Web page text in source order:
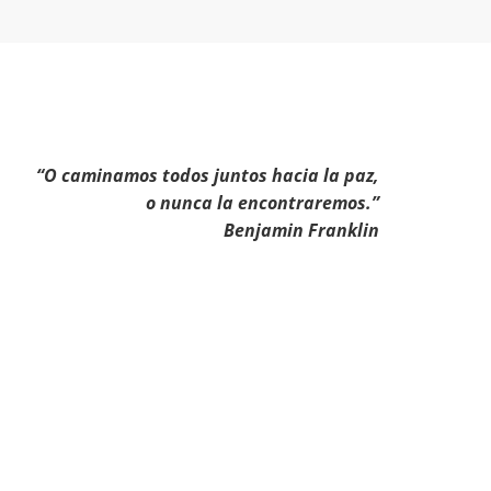
“O caminamos todos juntos hacia la paz,
o nunca la encontraremos.”
Benjamin Franklin